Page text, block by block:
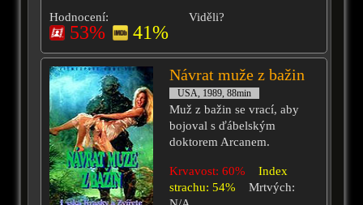
Hodnocení:
53% 41%
Viděli?
Návrat muže z bažin
USA, 1989, 88min
Muž z bažin se vrací, aby
bojoval s ďábelským
doktorem Arcanem.
Krvavost: 60%
Index
strachu: 54%
Mrtvých: